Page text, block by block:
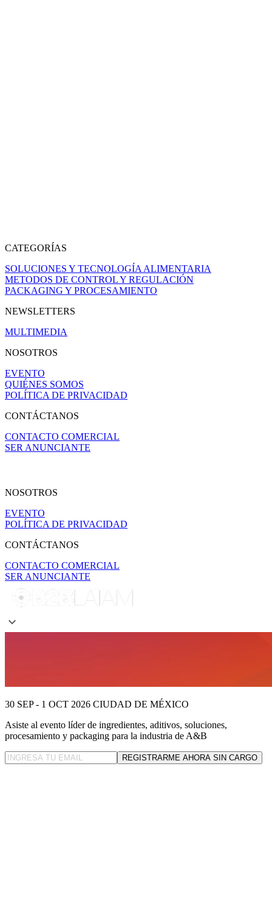
CATEGORÍAS
SOLUCIONES Y TECNOLOGÍA ALIMENTARIA
METODOS DE CONTROL Y REGULACIÓN
PACKAGING Y PROCESAMIENTO
NEWSLETTERS
MULTIMEDIA
NOSOTROS
EVENTO
QUIÉNES SOMOS
POLÍTICA DE PRIVACIDAD
CONTÁCTANOS
CONTACTO COMERCIAL
SER ANUNCIANTE
NOSOTROS
EVENTO
POLÍTICA DE PRIVACIDAD
CONTÁCTANOS
CONTACTO COMERCIAL
SER ANUNCIANTE
30 SEP - 1 OCT 2026 CIUDAD DE MÉXICO
Asiste al evento líderde ingredientes, aditivos, soluciones,
procesamiento y packaging para la industria de A&B
REGISTRARME AHORA SIN CARGO